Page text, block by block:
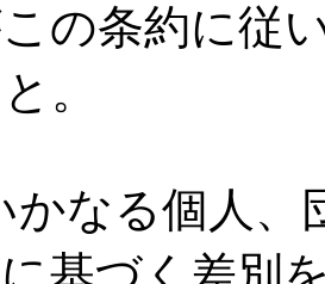
の条約に従
。
かなる個人、